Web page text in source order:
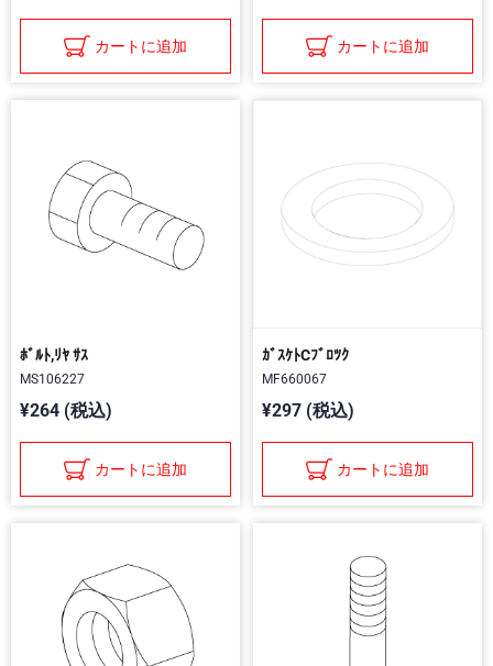
カートに追加 カートに追加
ﾎﾞﾙﾄ,ﾘﾔ ｻｽ
MS106227
¥264 (税込)
カートに追加
ｶﾞｽｹﾄCﾌﾞﾛﾂｸ
MF660067
¥297 (税込)
カートに追加